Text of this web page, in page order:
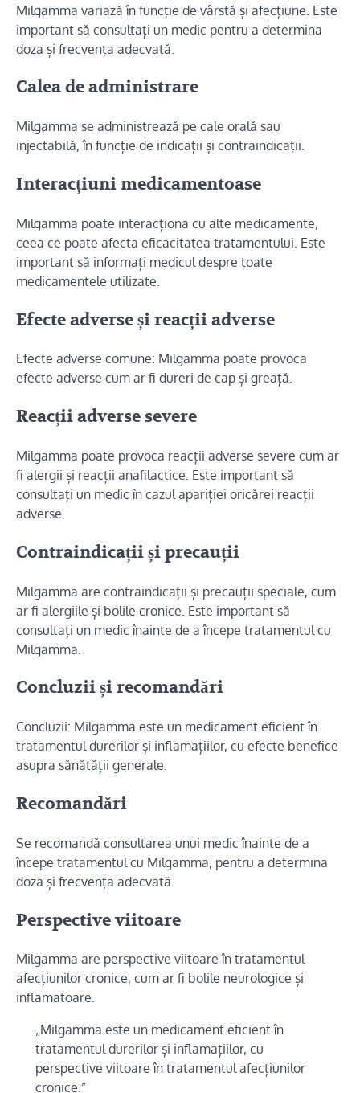
Milgamma variază în funcție de vârstă și afecțiune. Este
important să consultați un medic pentru a determina
doza și frecvența adecvată.
Calea de administrare
Milgamma se administrează pe cale orală sau
injectabilă, în funcție de indicații și contraindicații.
Interacțiuni medicamentoase
Milgamma poate interacționa cu alte medicamente,
ceea ce poate afecta eficacitatea tratamentului. Este
important să informați medicul despre toate
medicamentele utilizate.
Efecte adverse și reacții adverse
Efecte adverse comune: Milgamma poate provoca
efecte adverse cum ar fi dureri de cap și greață.
Reacții adverse severe
Milgamma poate provoca reacții adverse severe cum ar
fi alergii și reacții anafilactice. Este important să
consultați un medic în cazul apariției oricărei reacții
adverse.
Contraindicații și precauții
Milgamma are contraindicații și precauții speciale, cum
ar fi alergiile și bolile cronice. Este important să
consultați un medic înainte de a începe tratamentul cu
Milgamma.
Concluzii și recomandări
Concluzii: Milgamma este un medicament eficient în
tratamentul durerilor și inflamațiilor, cu efecte benefice
asupra sănătății generale.
Recomandări
Se recomandă consultarea unui medic înainte de a
începe tratamentul cu Milgamma, pentru a determina
doza și frecvența adecvată.
Perspective viitoare
Milgamma are perspective viitoare în tratamentul
afecțiunilor cronice, cum ar fi bolile neurologice și
inflamatoare.
„Milgamma este un medicament eficient în
tratamentul durerilor și inflamațiilor, cu
perspective viitoare în tratamentul afecțiunilor
cronice.”